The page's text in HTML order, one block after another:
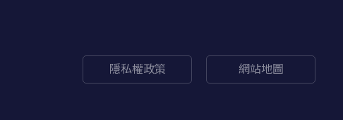
隱私權政策 網站地圖